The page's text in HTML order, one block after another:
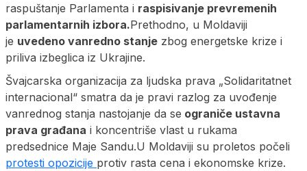
raspuštanje Parlamenta i raspisivanje prevremenih
parlamentarnih izbora.Prethodno, u Moldaviji
je uvedeno vanredno stanje zbog energetske krize i
priliva izbeglica iz Ukrajine.
Švajcarska organizacija za ljudska prava „Solidaritatnet
internacional“ smatra da je pravi razlog za uvođenje
vanrednog stanja nastojanje da se ograniče ustavna
prava građana i koncentriše vlast u rukama
predsednice Maje Sandu.U Moldaviji su proletos počeli
protesti opozicije protiv rasta cena i ekonomske krize.